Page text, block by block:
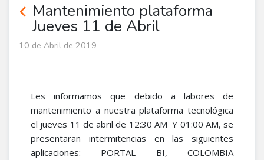
Mantenimiento plataforma
Jueves 11 de Abril
10 de Abril de 2019
Les informamos que debido a labores de
mantenimiento a nuestra plataforma tecnológica
el jueves 11 de abril de 12:30 AM Y 01:00 AM, se
presentaran intermitencias en las siguientes
aplicaciones: PORTAL BI, COLOMBIA